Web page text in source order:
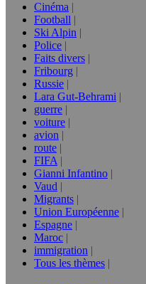
Cinéma
Football
Ski Alpin
Police
Faits divers
Fribourg
Russie
Lara Gut-Behrami
guerre
voiture
avion
route
FIFA
Gianni Infantino
Vaud
Migrants
Union Européenne
Espagne
Maroc
immigration
Tous les thèmes